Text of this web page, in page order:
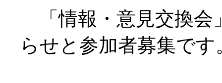
「情報・意見交換会
らせと参加者募集です